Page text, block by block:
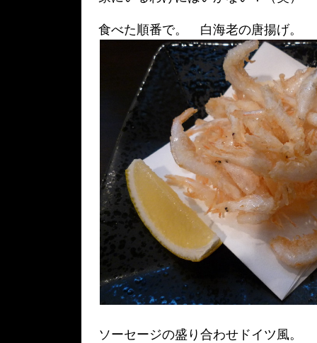
食べた順番で。 白海老の唐揚げ。
ソーセージの盛り合わせドイツ風。